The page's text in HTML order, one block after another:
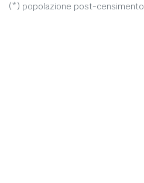
(*) popolazione post-censimento